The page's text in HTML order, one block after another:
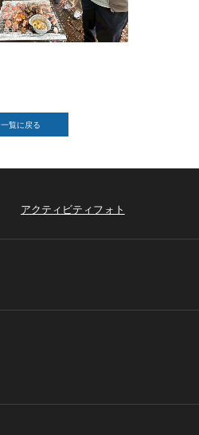
一覧に戻る
アクティビティフォト